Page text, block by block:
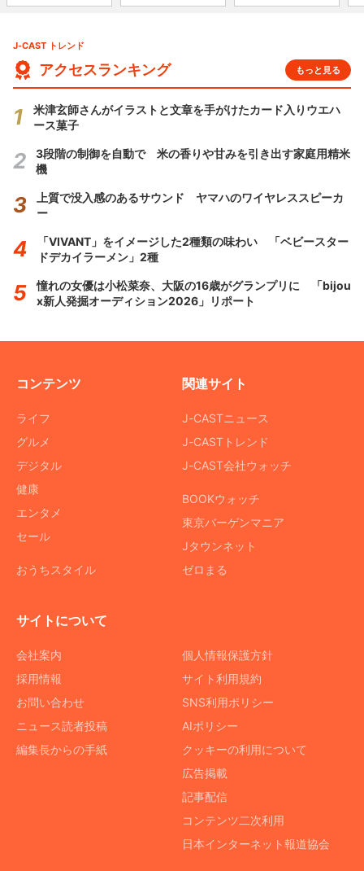
J-CAST トレンド
アクセスランキング もっと見る
米津玄師さんがイラストと文章を手がけたカード入りウエハ
ース菓子
3段階の制御を自動で 米の香りや甘みを引き出す家庭用精米
機
上質で没入感のあるサウンド ヤマハのワイヤレススピーカ
ー
「VIVANT」をイメージした2種類の味わい 「ベビースター
ドデカイラーメン」2種
憧れの女優は小松菜奈、大阪の16歳がグランプリに 「bijou
x新人発掘オーディション2026」リポート
コンテンツ
ライフ
グルメ
デジタル
健康
エンタメ
セール
おうちスタイル
関連サイト
J-CASTニュース
J-CASTトレンド
J-CAST会社ウォッチ
BOOKウォッチ
東京バーゲンマニア
Jタウンネット
ゼロまる
サイトについて
会社案内
採用情報
お問い合わせ
ニュース読者投稿
編集長からの手紙
個人情報保護方針
サイト利用規約
SNS利用ポリシー
AIポリシー
クッキーの利用について
広告掲載
記事配信
コンテンツ二次利用
日本インターネット報道協会